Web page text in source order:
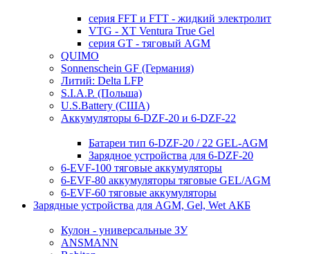
серия FFT и FTT - жидкий электролит
VTG - XT Ventura True Gel
серия GT - тяговый AGM
QUIMO
Sonnenschein GF (Германия)
Литий: Delta LFP
S.I.A.P. (Польша)
U.S.Battery (США)
Аккумуляторы 6-DZF-20 и 6-DZF-22
Батареи тип 6-DZF-20 / 22 GEL-AGM
Зарядное устройства для 6-DZF-20
6-EVF-100 тяговые аккумуляторы
6-EVF-80 аккумуляторы тяговые GEL/AGM
6-EVF-60 тяговые аккумуляторы
Зарядные устройства для AGM, Gel, Wet АКБ
Кулон - универсальные ЗУ
ANSMANN